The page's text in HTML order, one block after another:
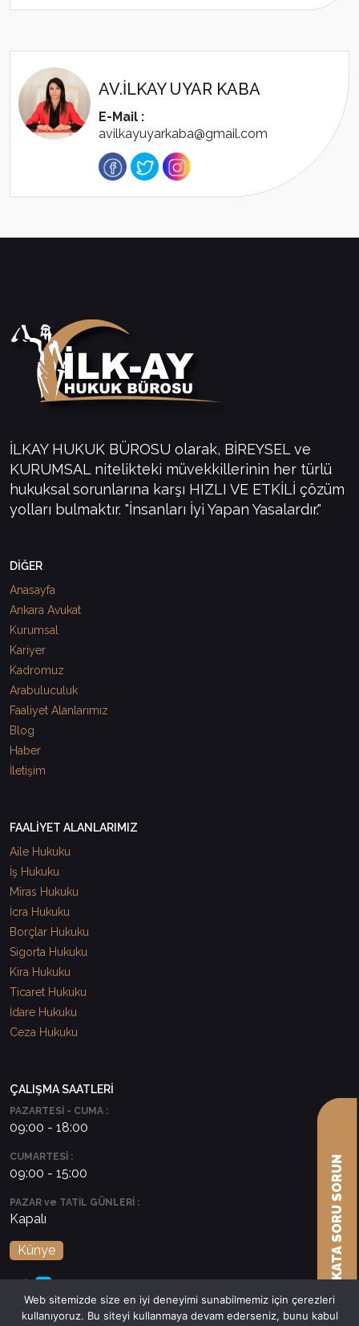
AV.İLKAY UYAR KABA
E-Mail :
avilkayuyarkaba@gmail.com
İLKAY HUKUK BÜROSU olarak, BİREYSEL ve
KURUMSAL nitelikteki müvekkillerinin her türlü
hukuksal sorunlarına karşı HIZLI VE ETKİLİ çözüm
yolları bulmaktır. "İnsanları İyi Yapan Yasalardır."
DİĞER
Anasayfa
Ankara Avukat
Kurumsal
Kariyer
Kadromuz
Arabuluculuk
Faaliyet Alanlarımız
Blog
Haber
İletişim
FAALİYET ALANLARIMIZ
Aile Hukuku
İş Hukuku
Miras Hukuku
İcra Hukuku
Borçlar Hukuku
Sigorta Hukuku
Kira Hukuku
Ticaret Hukuku
İdare Hukuku
Ceza Hukuku
ÇALIŞMA SAATLERİ
PAZARTESİ - CUMA :
09:00 - 18:00
CUMARTESİ :
09:00 - 15:00
PAZAR ve TATİL GÜNLERİ :
Kapalı
Künye
Web sitemizde size en iyi deneyimi sunabilmemiz için çerezleri
kullanıyoruz. Bu siteyi kullanmaya devam ederseniz, bunu kabul
AVUKATA SORU SORUN